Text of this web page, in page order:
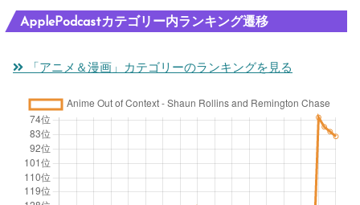
ApplePodcastカテゴリー内ランキング遷移
「アニメ＆漫画」カテゴリーのランキングを見る